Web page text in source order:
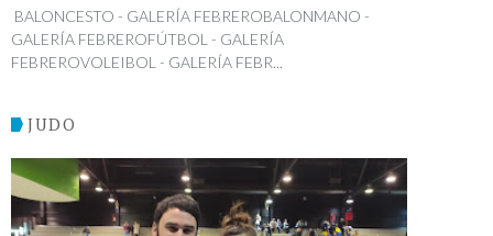
BALONCESTO - GALERÍA FEBREROBALONMANO -
GALERÍA FEBREROFÚTBOL - GALERÍA
FEBREROVOLEIBOL - GALERÍA FEBR...
JUDO